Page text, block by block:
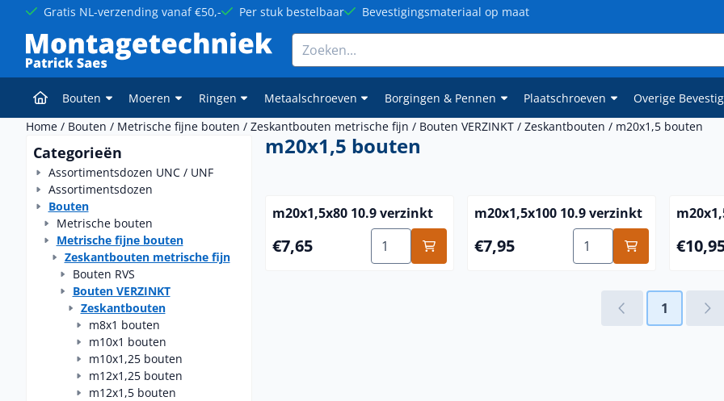
Cookievoorkeuren zijn momenteel gesloten.
Gratis NL-verzending vanaf €50,- Per stuk bestelbaar Bevestigingsmateriaal op maat
Zoeken
Bouten Moeren Ringen Metaalschroeven Borgingen & Pennen Plaatschroeven Overige
Home / Bouten / Metrische fijne bouten / Zeskantbouten metrische fijn / Bouten VERZINKT / Zeskantbouten / m20x1,5 bouten
Categorieën
Assortimentsdozen UNC / UNF
Assortimentsdozen
Bouten
Metrische bouten
Metrische fijne bouten
Zeskantbouten metrische fijn
Bouten RVS
Bouten VERZINKT
Zeskantbouten
m8x1 bouten
m10x1 bouten
m10x1,25 bouten
m12x1,25 bouten
m12x1,5 bouten
m20x1,5 bouten
m20x1,5x80 10.9 verzinkt
Prijs: 7,65
€7,65 Aantal kiezen voor m20x1,5x80 10.9 verzinkt
m20x1,5x100 10.9 verzinkt
Prijs: 7,95
€7,95 Aantal kiezen voorPrijs:
1